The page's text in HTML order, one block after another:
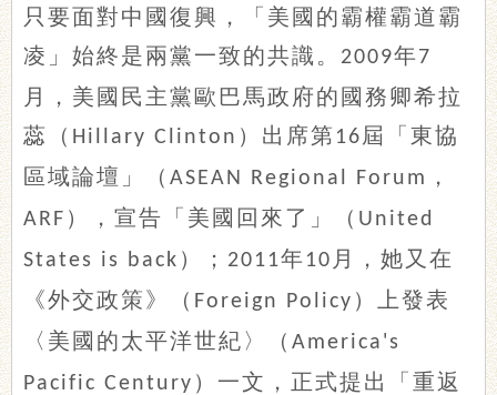
只要面對中國復興，「美國的霸權霸道霸
凌」始終是兩黨一致的共識。 2009年 7
月，美國民主黨歐巴馬政府的國務卿希拉
蕊（ Hillary Clinton ）出席第 16 屆「東協
區域論壇」（ ASEAN Regional Forum ，
ARF ），宣告「美國回來了」（ United
States is back ）； 2011年 10 月，她又在
《外交政策》（ Foreign Policy ）上發表
〈美國的太平洋世紀〉（ America's
Pacific Century ）一文，正式提出「重返